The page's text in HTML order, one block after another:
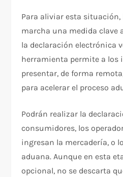
Para aliviar esta situación,
marcha una medida clave
la declaración electrónica
herramienta permite a los
presentar, de forma
para acelerar el proceso
Podrán realizar la
consumidores, los
ingresan la mercadería, o
aduana. Aunque en esta
opcional, no se descarta